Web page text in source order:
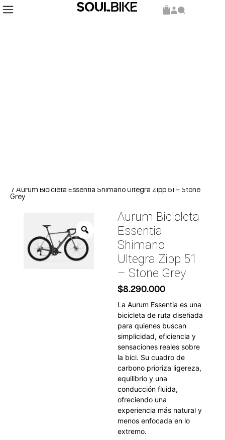
/ Aurum Bicicleta Essentia Shimano Ultegra Zipp 51 – Stone
Grey
Aurum Bicicleta
Essentia
Shimano
Ultegra Zipp 51
– Stone Grey
$8.290.000
La Aurum Essentia es una
bicicleta de ruta diseñada
para quienes buscan
simplicidad, eficiencia y
sensaciones reales sobre
la bici. Su cuadro de
carbono prioriza ligereza,
equilibrio y una
conducción fluida,
ofreciendo una
experiencia más natural y
menos enfocada en lo
extremo.